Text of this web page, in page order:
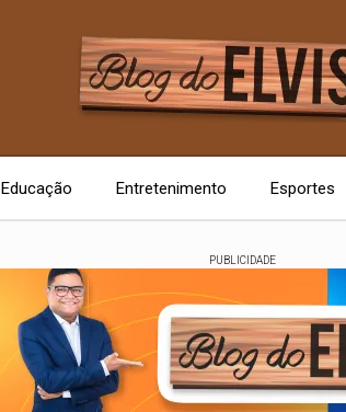
Educação Entretenimento Esportes
PUBLICIDADE